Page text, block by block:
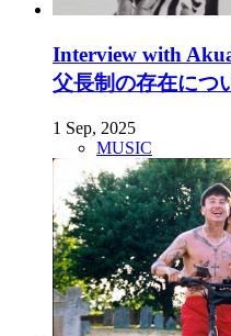
Interview with
父長制の存在につ
1 Sep, 2025
MUSIC